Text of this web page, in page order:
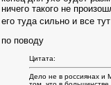
ничего такого не
его туда сильно и все
по поводу
Цитата:
Дело не в россиянах и